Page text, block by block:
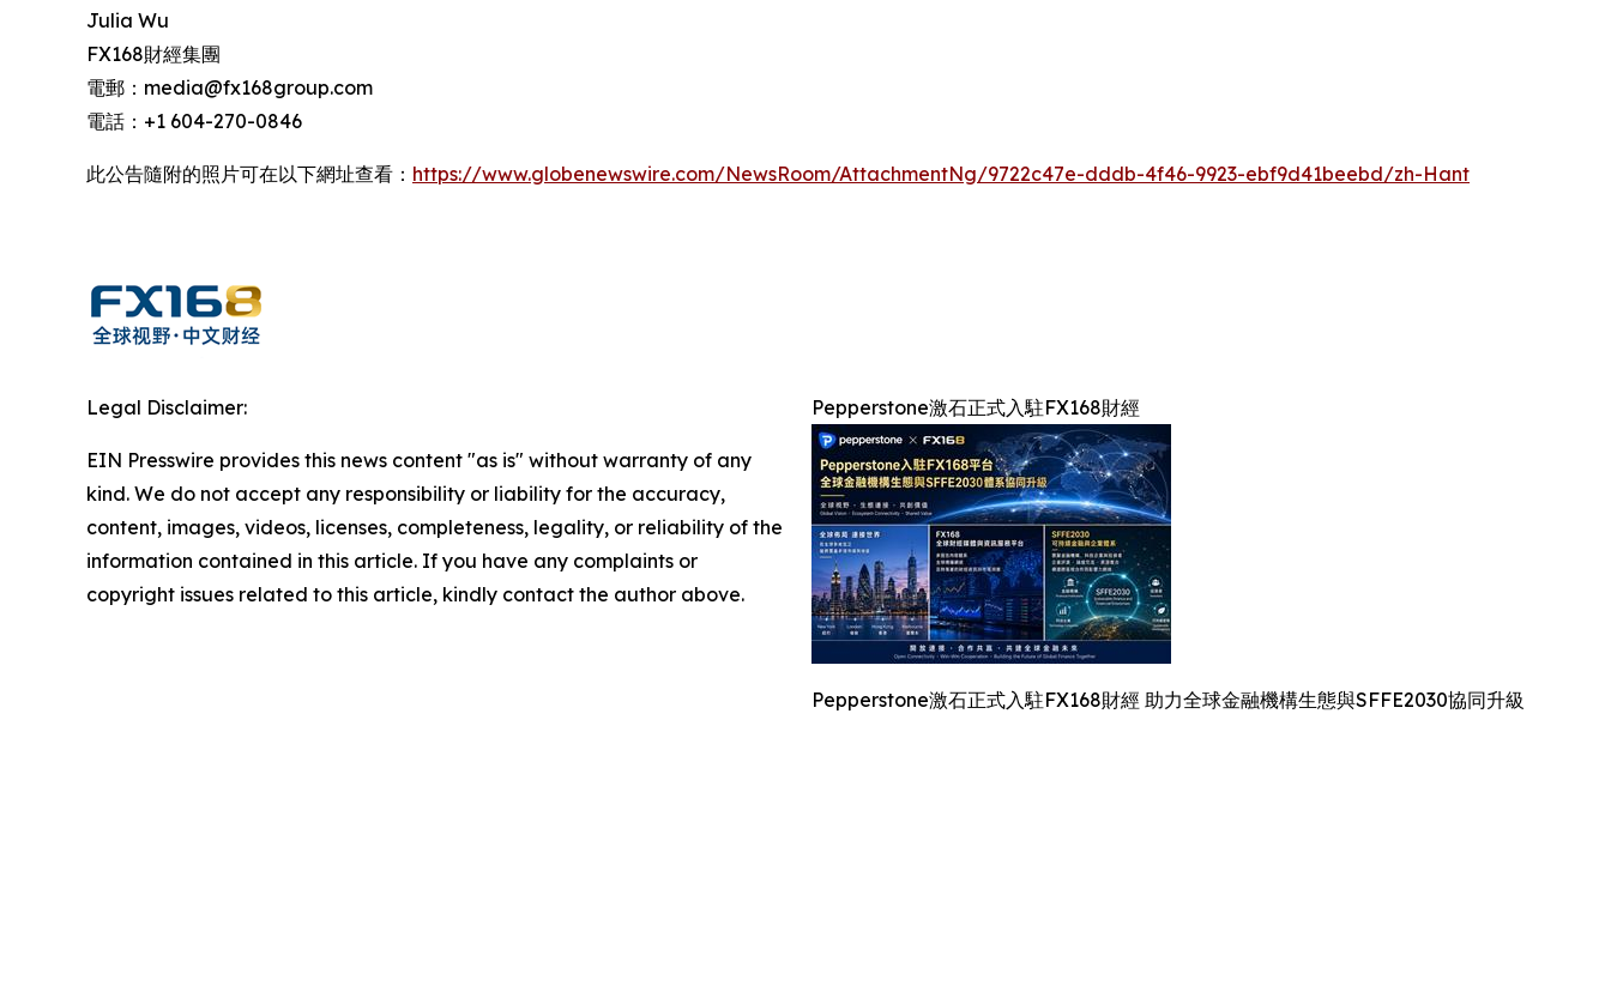
Julia Wu
FX168財經集團
電郵：media@fx168group.com
電話：+1 604-270-0846
此公告隨附的照片可在以下網址查看： https://www.globenewswire.com/NewsRoom/AttachmentNg/9722c47e-dddb-4f46-9923-ebf9d41beebd/zh-Hant
Pepperstone激石正式入駐FX168財經
Pepperstone激石正式入駐FX168財經 助力全球金融機構生態與SFFE2030協同升級
Legal Disclaimer:
EIN Presswire provides this news content "as is" without warranty of any
kind. We do not accept any responsibility or liability for the accuracy,
content, images, videos, licenses, completeness, legality, or reliability of the
information contained in this article. If you have any complaints or
copyright issues related to this article, kindly contact the author above.